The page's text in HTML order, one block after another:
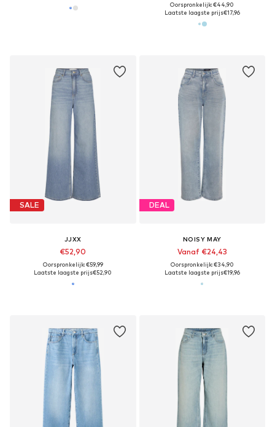
Oorspronkelijk: €44,90
Laatste laagste prijs€17,96
SALE
JJXX
€52,90
Oorspronkelijk: €59,99
Laatste laagste prijs€52,90
DEAL
NOISY MAY
Vanaf €24,43
Oorspronkelijk: €34,90
Laatste laagste prijs€19,96